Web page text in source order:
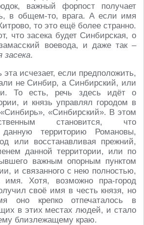
важный форпост получает
в общем-то, врага. А если имя
то это ещё более странно.
что засека будет Синбирская, о
воевода, и даже так –
засека.
эта исчезает, если предположить,
не Синбир, а Синбирский, или
То есть, речь здесь идёт о
и князь управлял городом в
«Синбирский». В этом
становится, что
территорию Романовы,
или восстанавливая прежний,
данной территории, или по
важным опорным пунктом
и связанного с нею полностью,
Хотя, возможно пра-город
своё имя в честь князя, но
оно крепко отпечаталось в
в этих местах людей, и стало
близлежащему краю.